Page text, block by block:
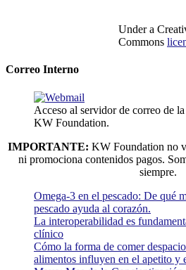
Under a
Commons
Correo Interno
Acceso al servidor de correo de
KW Foundation.
IMPORTANTE: KW Foundation no
ni promociona contenidos pagos.
siempre.
Omega-3 en el pescado: De qué
pescado ayuda al corazón.
La interoperabilidad es
clínico
Cómo la forma de comer
alimentos influyen en el apetito y